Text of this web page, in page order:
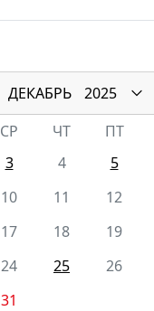
ДЕКАБРЬ
2025
СР ЧТ ПТ
3 4 5
10 11 12
17 18 19
24 25 26
31